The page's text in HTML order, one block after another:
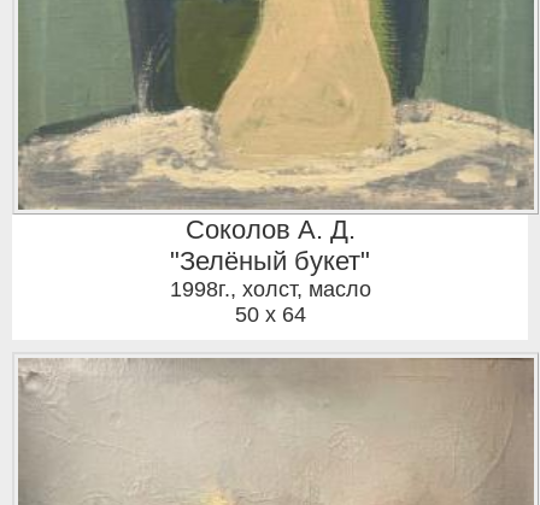
Соколов А. Д.
"Зелёный букет"
1998г., холст, масло
50 x 64